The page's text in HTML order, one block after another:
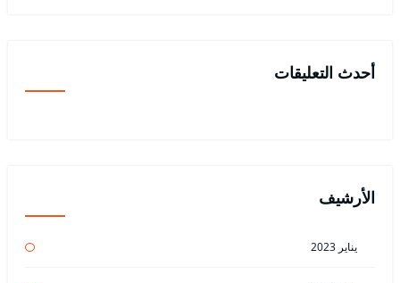
أحدث التعليقات
الأرشيف
يناير 2023